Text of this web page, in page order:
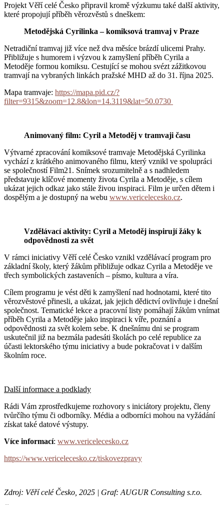
Projekt Věří celé Česko připravil kromě výzkumu také další aktivity,
které propojují příběh věrozvěstů s dneškem:
Metodějská Cyrilinka – komiksová tramvaj v Praze
Netradiční tramvaj již více než dva měsíce brázdí ulicemi Prahy.
Přibližuje s humorem i výzvou k zamyšlení příběh Cyrila a
Metoděje formou komiksu. Cestující se mohou svézt zážitkovou
tramvají na vybraných linkách pražské MHD až do 31. října 2025.
Mapa tramvaje: https://mapa.pid.cz/?
filter=9315&zoom=12.8&lon=14.3119&lat=50.0730
Animovaný film: Cyril a Metoděj v tramvaji času
Výtvarné zpracování komiksové tramvaje Metodějská Cyrilinka
vychází z krátkého animovaného filmu, který vznikl ve spolupráci
se společností Film21. Snímek srozumitelně a s nadhledem
představuje klíčové momenty života Cyrila a Metoděje, s cílem
ukázat jejich odkaz jako stále živou inspiraci. Film je určen dětem i
dospělým a je dostupný na webu www.vericelecesko.cz.
Vzdělávací aktivity: Cyril a Metoděj inspirují žáky k
odpovědnosti za svět
V rámci iniciativy Věří celé Česko vznikl vzdělávací program pro
základní školy, který žákům přibližuje odkaz Cyrila a Metoděje ve
třech symbolických zastaveních – písmo, kultura a víra.
Cílem programu je vést děti k zamyšlení nad hodnotami, které tito
věrozvěstové přinesli, a ukázat, jak jejich dědictví ovlivňuje i dnešní
společnost. Tematické lekce a pracovní listy pomáhají žákům vnímat
příběh Cyrila a Metoděje jako inspiraci k víře, poznání a
odpovědnosti za svět kolem sebe. K dnešnímu dni se program
uskutečnil již na bezmála padesáti školách po celé republice za
účasti lektorského týmu iniciativy a bude pokračovat i v dalším
školním roce.
Další informace a podklady
Rádi Vám zprostředkujeme rozhovory s iniciátory projektu, členy
tvůrčího týmu či odborníky. Média a odborníci mohou na vyžádání
získat také datové výstupy.
Více informací: www.vericelecesko.cz
https://www.vericelecesko.cz/tiskovezpravy
Zdroj: Věří celé Česko, 2025 | Graf: AUGUR Consulting s.r.o.